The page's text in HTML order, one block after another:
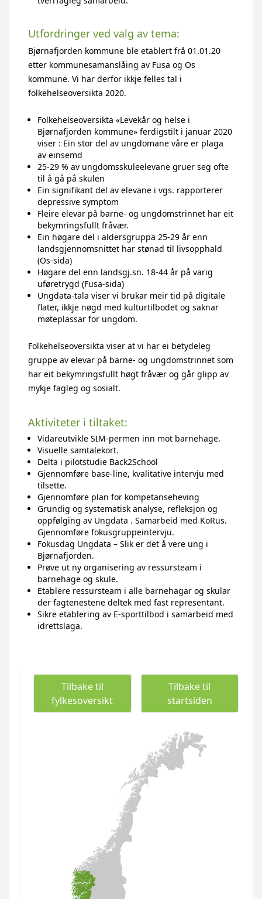
Utfordringer ved valg av tema:
Bjørnafjorden kommune ble etablert frå 01.01.20
etter kommunesamanslåing av Fusa og Os
kommune. Vi har derfor ikkje felles tal i
folkehelseoversikta 2020.
Folkehelseoversikta «Levekår og helse i
Bjørnafjorden kommune» ferdigstilt i januar 2020
viser : Ein stor del av ungdomane våre er plaga
av einsemd
25-29 % av ungdomsskuleelevane gruer seg ofte
til å gå på skulen
Ein signifikant del av elevane i vgs. rapporterer
depressive symptom
Fleire elevar på barne- og ungdomstrinnet har eit
bekymringsfullt fråvær.
Ein høgare del i aldersgruppa 25-29 år enn
landsgjennomsnittet har stønad til livsopphald
(Os-sida)
Høgare del enn landsgj.sn. 18-44 år på varig
uføretrygd (Fusa-sida)
Ungdata-tala viser vi brukar meir tid på digitale
flater, ikkje nøgd med kulturtilbodet og saknar
møteplassar for ungdom.
Folkehelseoversikta viser at vi har ei betydeleg
gruppe av elevar på barne- og ungdomstrinnet som
har eit bekymringsfullt høgt fråvær og går glipp av
mykje fagleg og sosialt.
Aktiviteter i tiltaket:
Vidareutvikle SIM-permen inn mot barnehage.
Visuelle samtalekort.
Delta i pilotstudie Back2School
Gjennomføre base-line, kvalitative intervju med
tilsette.
Gjennomføre plan for kompetanseheving
Grundig og systematisk analyse, refleksjon og
oppfølging av Ungdata . Samarbeid med KoRus.
Gjennomføre fokusgruppeintervju.
Fokusdag Ungdata – Slik er det å vere ung i
Bjørnafjorden.
Prøve ut ny organisering av ressursteam i
barnehage og skule.
Etablere ressursteam i alle barnehagar og skular
der fagtenestene deltek med fast representant.
Sikre etablering av E-sporttilbod i samarbeid med
idrettslaga.
Tilbake til
fylkesoversikt
Tilbake til
startsiden